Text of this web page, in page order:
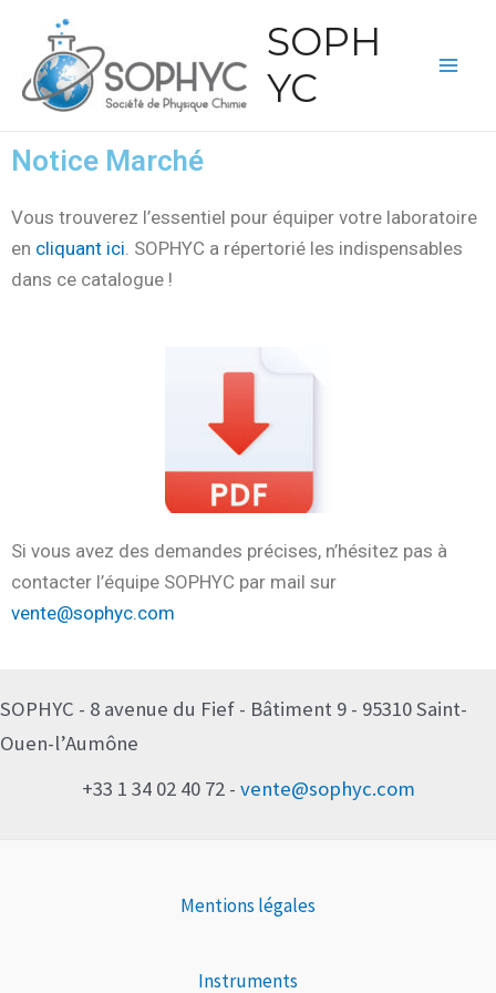
SOPH
YC
Notice Marché
Vous trouverez l’essentiel pour équiper votre laboratoire
en cliquant ici. SOPHYC a répertorié les indispensables
dans ce catalogue !
Si vous avez des demandes précises, n’hésitez pas à
contacter l’équipe SOPHYC par mail sur
vente@sophyc.com
SOPHYC - 8 avenue du Fief - Bâtiment 9 - 95310 Saint-
Ouen-l’Aumône
+33 1 34 02 40 72 - vente@sophyc.com
Mentions légales
Instruments